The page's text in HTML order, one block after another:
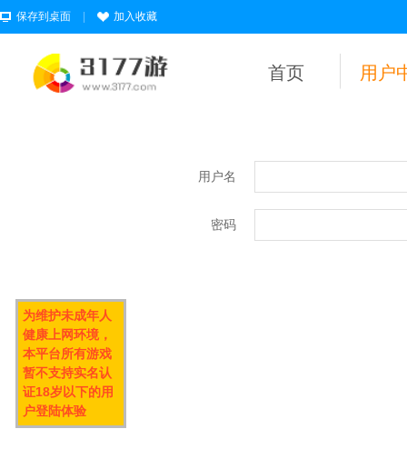
保存到桌面 加入收藏
首页 用户
用户名
密码
为维护未成年人
健康上网环境，
本平台所有游戏
暂不支持实名认
证18岁以下的用
户登陆体验